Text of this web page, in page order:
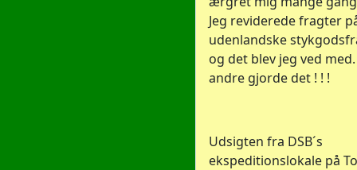
Jeg reviderede fragter
udenlandske
og det blev jeg ved
andre gjorde det ! ! !
Udsigten fra DSB´s
ekspeditionslokale på